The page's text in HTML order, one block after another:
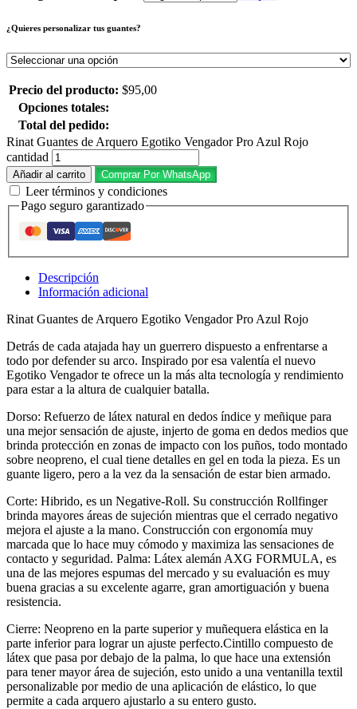
¿Quieres personalizar tus guantes?
Precio del producto: $95,00
Opciones totales:
Total del pedido:
Rinat Guantes de Arquero Egotiko Vengador Pro Azul Rojo
cantidad
Añadir al carrito Comprar Por WhatsApp
Leer términos y condiciones
Pago seguro garantizado
Descripción
Información adicional
Rinat Guantes de Arquero Egotiko Vengador Pro Azul Rojo
Detrás de cada atajada hay un guerrero dispuesto a enfrentarse a
todo por defender su arco. Inspirado por esa valentía el nuevo
Egotiko Vengador te ofrece un la más alta tecnología y rendimiento
para estar a la altura de cualquier batalla.
Dorso: Refuerzo de látex natural en dedos índice y meñique para
una mejor sensación de ajuste, injerto de goma en dedos medios que
brinda protección en zonas de impacto con los puños, todo montado
sobre neopreno, el cual tiene detalles en gel en toda la pieza. Es un
guante ligero, pero a la vez da la sensación de estar bien armado.
Corte: Hibrido, es un Negative-Roll. Su construcción Rollfinger
brinda mayores áreas de sujeción mientras que el cerrado negativo
mejora el ajuste a la mano. Construcción con ergonomía muy
marcada que lo hace muy cómodo y maximiza las sensaciones de
contacto y seguridad. Palma: Látex alemán AXG FORMULA, es
una de las mejores espumas del mercado y su evaluación es muy
buena gracias a su excelente agarre, gran amortiguación y buena
resistencia.
Cierre: Neopreno en la parte superior y muñequera elástica en la
parte inferior para lograr un ajuste perfecto.Cintillo compuesto de
látex que pasa por debajo de la palma, lo que hace una extensión
para tener mayor área de sujeción, esto unido a una ventanilla textil
personalizable por medio de una aplicación de elástico, lo que
permite a cada arquero ajustarlo a su entero gusto.